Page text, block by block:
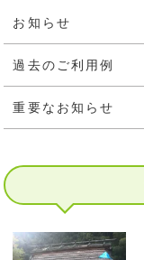
お知らせ
過去のご利用例
重要なお知らせ